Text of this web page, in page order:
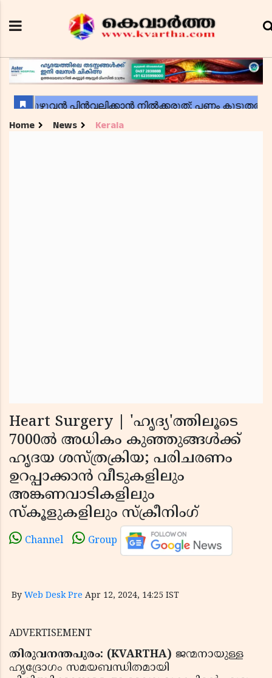
Home News Kerala
Heart Surgery | 'ഹൃദ്യ'ത്തിലൂടെ
7000ല്‍ അധികം കുഞ്ഞുങ്ങള്‍ക്ക്
ഹൃദയ ശസ്ത്രക്രിയ; പരിചരണം
ഉറപ്പാക്കാന്‍ വീടുകളിലും
അങ്കണവാടികളിലും
സ്‌കൂളുകളിലും സ്‌ക്രീനിംഗ്
Channel Group
By Web Desk Pre Apr 12, 2024, 14:25 IST
ADVERTISEMENT
തിരുവനന്തപുരം: (KVARTHA) ജന്മനായുള്ള
ഹൃദ്രോഗം സമയബന്ധിതമായി